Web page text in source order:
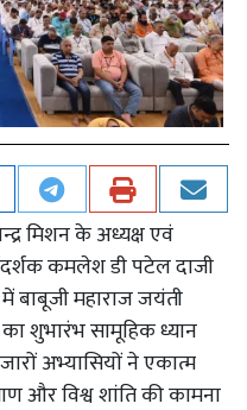
मिशन के अध्यक्ष एवं
कमलेश डी पटेल दाजी
बाबूजी महाराज जयंती
शुभारंभ सामूहिक ध्यान
अभ्यासियों ने एकात्म
और विश्व शांति की कामना